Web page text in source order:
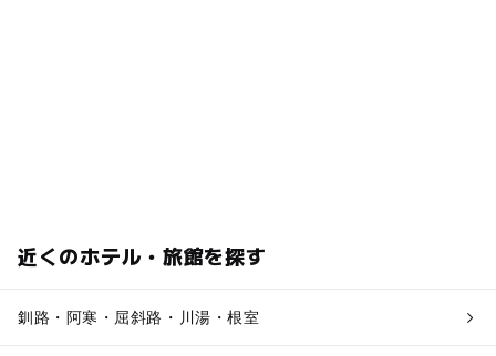
近くのホテル・旅館を探す
釧路・阿寒・屈斜路・川湯・根室